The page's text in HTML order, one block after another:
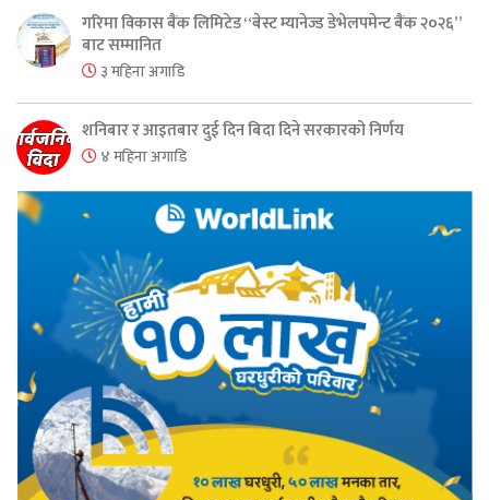
गरिमा विकास बैंक लिमिटेड “बेस्ट म्यानेज्ड डेभेलपमेन्ट बैंक २०२६”
बाट सम्मानित
३ महिना अगाडि
शनिबार र आइतबार दुई दिन बिदा दिने सरकारको निर्णय
४ महिना अगाडि